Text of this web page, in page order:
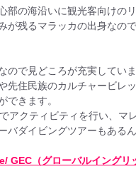
部の海沿いに観光客向けの
が残るマラッカの出身なの
ので見どころが充実してい
先住民族のカルチャービレ
できます。
アクティビティを行い、マ
バダイビングツアーもあるん
（グローバルイングリ